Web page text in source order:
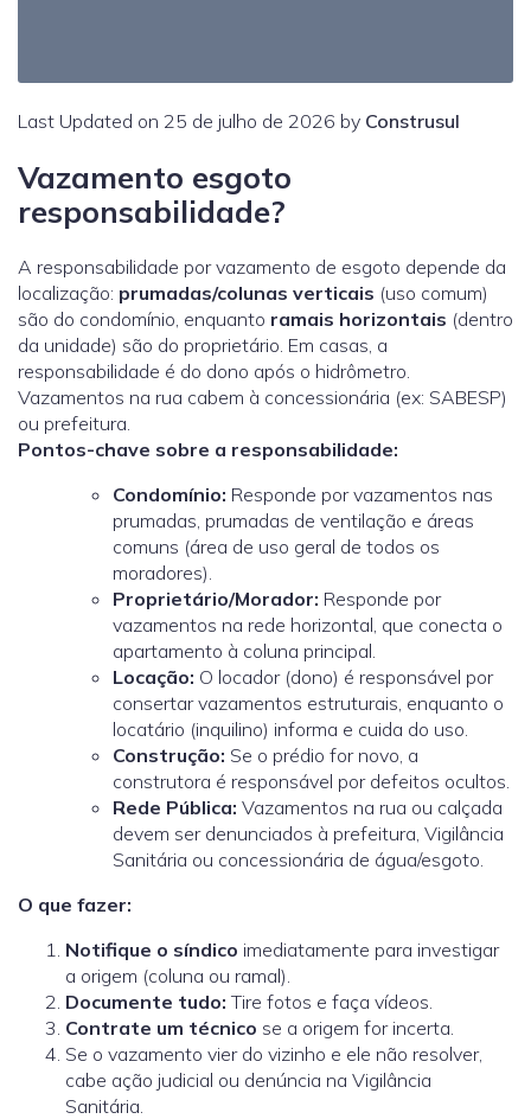
Last Updated on 25 de julho de 2026 by Construsul
Vazamento esgoto
responsabilidade?
A responsabilidade por vazamento de esgoto depende da
localização: prumadas/colunas verticais (uso comum)
são do condomínio, enquanto ramais horizontais (dentro
da unidade) são do proprietário. Em casas, a
responsabilidade é do dono após o hidrômetro.
Vazamentos na rua cabem à concessionária (ex: SABESP)
ou prefeitura.
Pontos-chave sobre a responsabilidade:
Condomínio: Responde por vazamentos nas
prumadas, prumadas de ventilação e áreas
comuns (área de uso geral de todos os
moradores).
Proprietário/Morador: Responde por
vazamentos na rede horizontal, que conecta o
apartamento à coluna principal.
Locação: O locador (dono) é responsável por
consertar vazamentos estruturais, enquanto o
locatário (inquilino) informa e cuida do uso.
Construção: Se o prédio for novo, a
construtora é responsável por defeitos ocultos.
Rede Pública: Vazamentos na rua ou calçada
devem ser denunciados à prefeitura, Vigilância
Sanitária ou concessionária de água/esgoto.
O que fazer:
Notifique o síndico imediatamente para investigar
a origem (coluna ou ramal).
Documente tudo: Tire fotos e faça vídeos.
Contrate um técnico se a origem for incerta.
Se o vazamento vier do vizinho e ele não resolver,
cabe ação judicial ou denúncia na Vigilância
Sanitária.